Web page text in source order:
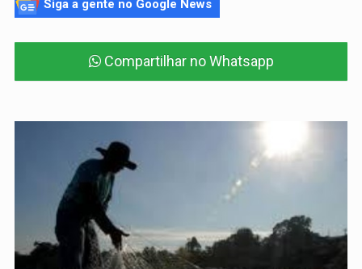
Siga a gente no Google News
Compartilhar no Whatsapp